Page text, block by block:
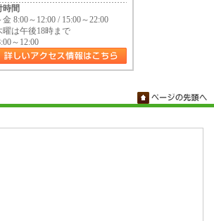
時間
金 8:00～12:00 / 15:00～22:00
は午後18時まで
～12:00